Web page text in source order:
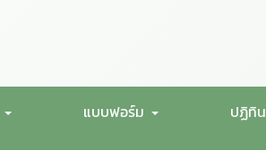
แบบฟอร์ม ปฏิทิน